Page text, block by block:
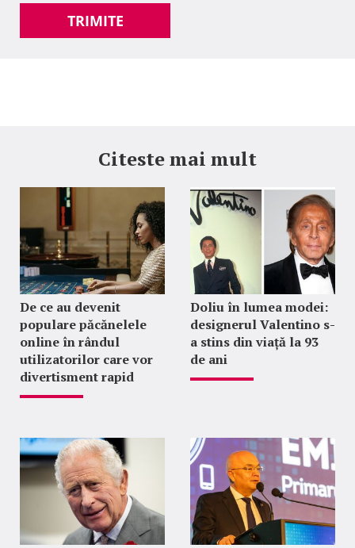
TRIMITE
Citeste mai mult
De ce au devenit
populare păcănelele
online în rândul
utilizatorilor care vor
divertisment rapid
Doliu în lumea modei:
designerul Valentino s-
a stins din viață la 93
de ani